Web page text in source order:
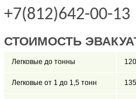
+7(812)642-00-13
СТОИМОСТЬ
Легковые до тонны
Легковые от 1 до 1,5 тонн